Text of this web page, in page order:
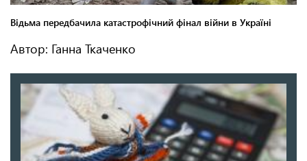
Автор: Ганна Ткаченко